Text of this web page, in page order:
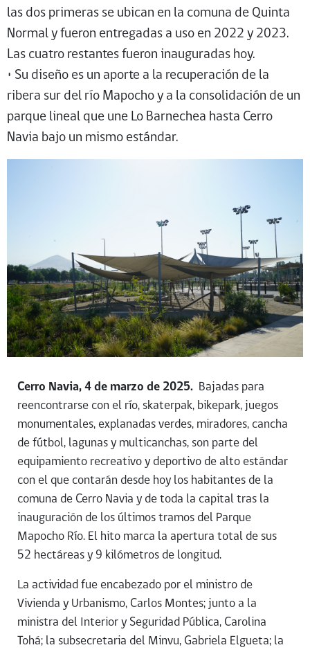
las dos primeras se ubican en la comuna de Quinta
Normal y fueron entregadas a uso en 2022 y 2023.
Las cuatro restantes fueron inauguradas hoy.
• Su diseño es un aporte a la recuperación de la
ribera sur del río Mapocho y a la consolidación de un
parque lineal que une Lo Barnechea hasta Cerro
Navia bajo un mismo estándar.
Cerro Navia, 4 de marzo de 2025. Bajadas para
reencontrarse con el río, skaterpak, bikepark, juegos
monumentales, explanadas verdes, miradores, cancha
de fútbol, lagunas y multicanchas, son parte del
equipamiento recreativo y deportivo de alto estándar
con el que contarán desde hoy los habitantes de la
comuna de Cerro Navia y de toda la capital tras la
inauguración de los últimos tramos del Parque
Mapocho Río. El hito marca la apertura total de sus
52 hectáreas y 9 kilómetros de longitud.
La actividad fue encabezado por el ministro de
Vivienda y Urbanismo, Carlos Montes; junto a la
ministra del Interior y Seguridad Pública, Carolina
Tohá; la subsecretaria del Minvu, Gabriela Elgueta; la